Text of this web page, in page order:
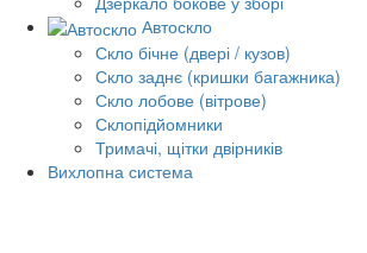
Автоскло
Скло бічне (двері / кузов)
Скло заднє (кришки багажника)
Скло лобове (вітрове)
Склопідйомники
Тримачі, щітки двірників
Вихлопна система